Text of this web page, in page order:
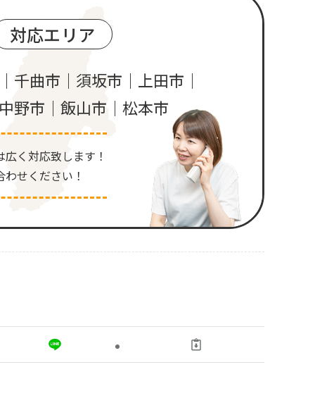
対応エリア
千曲市｜須坂市｜上田市｜
野市｜飯山市｜松本市
く対応致します！
せください！